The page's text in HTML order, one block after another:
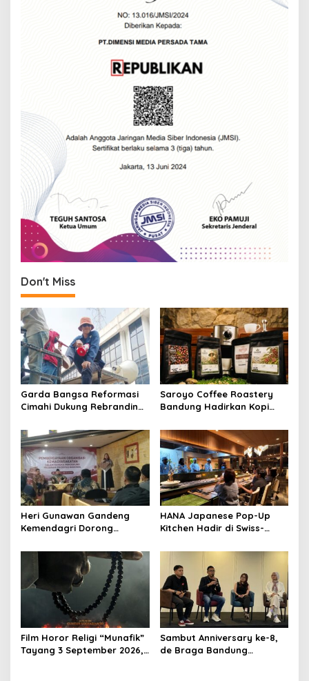
Don't Miss
Garda Bangsa Reformasi
Cimahi Dukung Rebranding
Harus Diikuti Reformasi
Pelayanan
Saroyo Coffee Roastery
Bandung Hadirkan Kopi
Rasa Khas Nusantara
Heri Gunawan Gandeng
Kemendagri Dorong
Sukabumi
HANA Japanese Pop-Up
Kitchen Hadir di Swiss-
Bandung, Tawarkan
Pengalaman Omakase
Eksklusif
Film Horor Religi “Munafik”
Tayang 3 September 2026,
Sambut Anniversary ke-8,
de Braga Bandung